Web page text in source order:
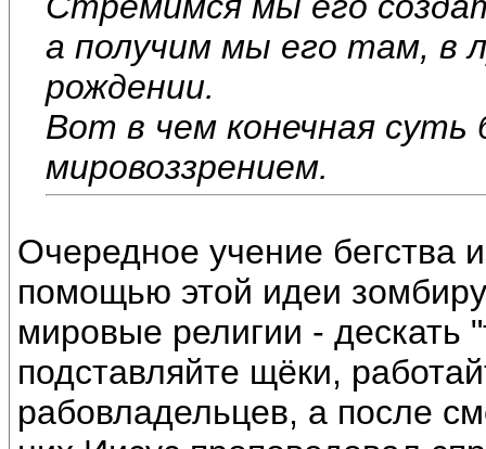
а получим мы его там, в
рождении.
Вот в чем конечная суть
мировоззрением.
Очередное учение бегства
помощью этой идеи
мировые религии - дескать
подставляйте щёки,
рабовладельцев, а после